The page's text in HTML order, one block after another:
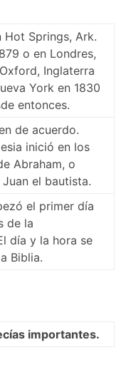
Hot Springs, Ark.
o en Londres,
Inglaterra
York en 1830
entonces.
de acuerdo.
inició en los
Abraham, o
el bautista.
el primer día
de la
día y la hora se
Biblia.
importantes.